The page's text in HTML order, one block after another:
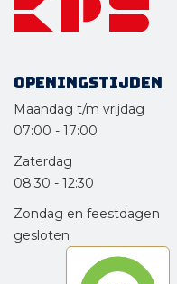
Openingstijden
Maandag t/m vrijdag
07:00 - 17:00
Zaterdag
08:30 - 12:30
Zondag en feestdagen
gesloten